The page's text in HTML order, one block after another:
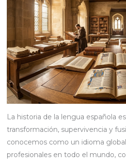
La historia de la lengua española
transformación, supervivencia y
conocemos como un idioma
profesionales en todo el mundo,